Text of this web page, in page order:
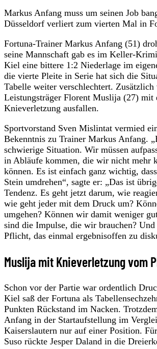
Markus Anfang muss um seinen Job
Düsseldorf verliert zum vierten Mal in
Fortuna-Trainer Markus Anfang (51)
seine Mannschaft gab es im Keller-
Kiel eine bittere 1:2 Niederlage im
die vierte Pleite in Serie hat sich die
Tabelle weiter verschlechtert.
Leistungsträger Florent Muslija (27) mit
Knieverletzung ausfallen.
Sportvorstand Sven Mislintat vermied
Bekenntnis zu Trainer Markus Anfang.
schwierige Situation. Wir müssen
in Abläufe kommen, die wir nicht mehr
können. Es ist einfach ganz wichtig,
Stein umdrehen“, sagte er: „Das ist
Tendenz. Es geht jetzt darum, wie
wie geht jeder mit dem Druck um?
umgehen? Können wir damit weniger
sind die Impulse, die wir brauchen? Und
Pflicht, das einmal ergebnisoffen zu
Muslija mit Knieverletzung vom
Schon vor der Partie war ordentlich
Kiel saß der Fortuna als
Punkten Rückstand im Nacken.
Anfang in der Startaufstellung im
Kaiserslautern nur auf einer Position.
Suso rückte Jesper Daland in die